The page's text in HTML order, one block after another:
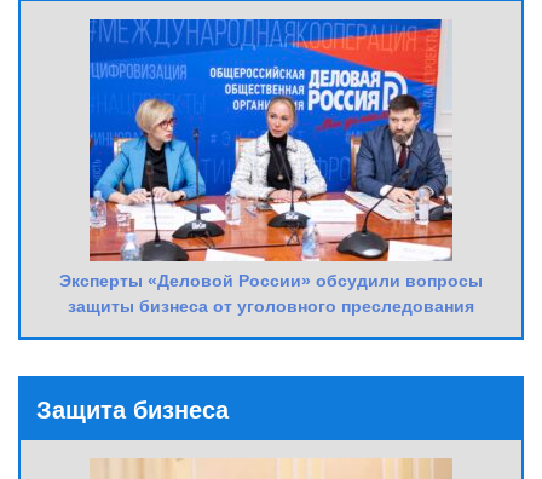
Эксперты «Деловой России» обсудили вопросы
защиты бизнеса от уголовного преследования
Защита бизнеса